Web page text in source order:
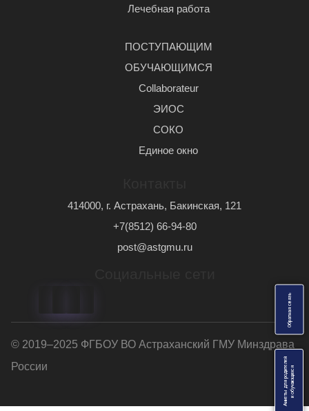
О
б
р
а
т
н
а
я
с
в
я
з
ь
Анкеты для родителей иобучающихс
я
Лечебная работа
ПОСТУПАЮЩИМ
ОБУЧАЮЩИМСЯ
Сollaborateur
ЭИОС
СОКО
Единое окно
414000, г. Астрахань, Бакинская, 121
+7(8512) 66-94-80
post@astgmu.ru
© 2019–2025 ФГБОУ ВО Астраханский ГМУ Минздрава
России